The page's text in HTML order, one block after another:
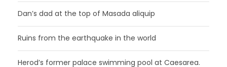
Dan’s dad at the top of Masada aliquip
Ruins from the earthquake in the world
Herod’s former palace swimming pool at Caesarea.